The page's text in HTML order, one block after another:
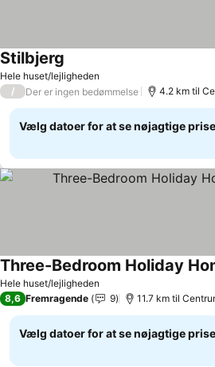
Hele huset/lejligheden
Stilbjerg
/ Der er ingen bedømmelse 4.2 km til
Vælg datoer for at se nøjagtige
Hele huset/lejligheden
Three-Bedroom Holiday
8,6 Fremragende 9 11.7 km til
Vælg datoer for at se nøjagtige